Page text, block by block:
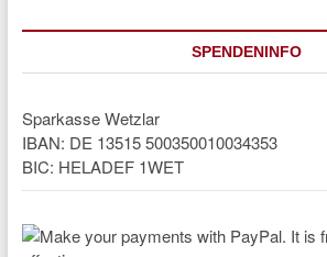
SPENDENINFO
Sparkasse Wetzlar
IBAN: DE 13515 500350010034353
BIC: HELADEF 1WET